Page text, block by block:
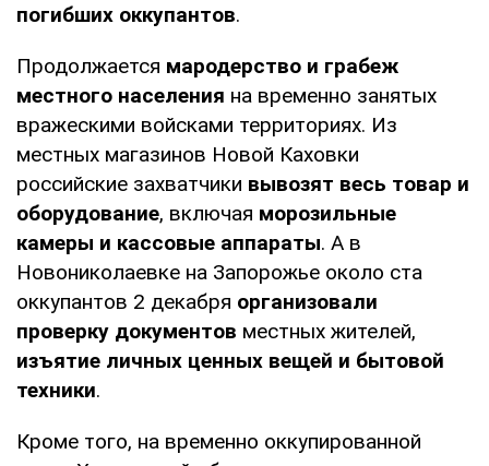
погибших оккупантов.
Продолжается мародерство и грабеж
местного населения на временно занятых
вражескими войсками территориях. Из
местных магазинов Новой Каховки
российские захватчики вывозят весь товар и
оборудование, включая морозильные
камеры и кассовые аппараты. А в
Новониколаевке на Запорожье около ста
оккупантов 2 декабря организовали
проверку документов местных жителей,
изъятие личных ценных вещей и бытовой
техники.
Кроме того, на временно оккупированной